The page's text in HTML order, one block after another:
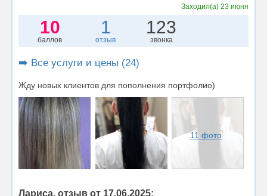
Заходил(а) 23 июня
10
баллов
1
отзыв
123
звонка
➡️ Все услуги и цены (24)
Жду новых клиентов для пополнения портфолио)
11 фото
Лариса, отзыв от 17.06.2025: